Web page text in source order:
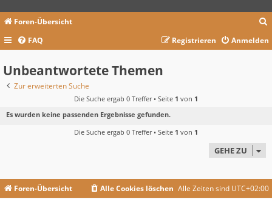
Foren-Übersicht
c
FAQ Anmelden
Registrieren
Unbeantwortete Themen
Zur erweiterten Suche
Die Suche ergab 0 Treffer • Seite 1 von 1
Es wurden keine passenden Ergebnisse gefunden.
Die Suche ergab 0 Treffer • Seite 1 von 1
GEHE ZU
Foren-Übersicht Alle Zeiten sind UTC+02:00
Alle Cookies löschen